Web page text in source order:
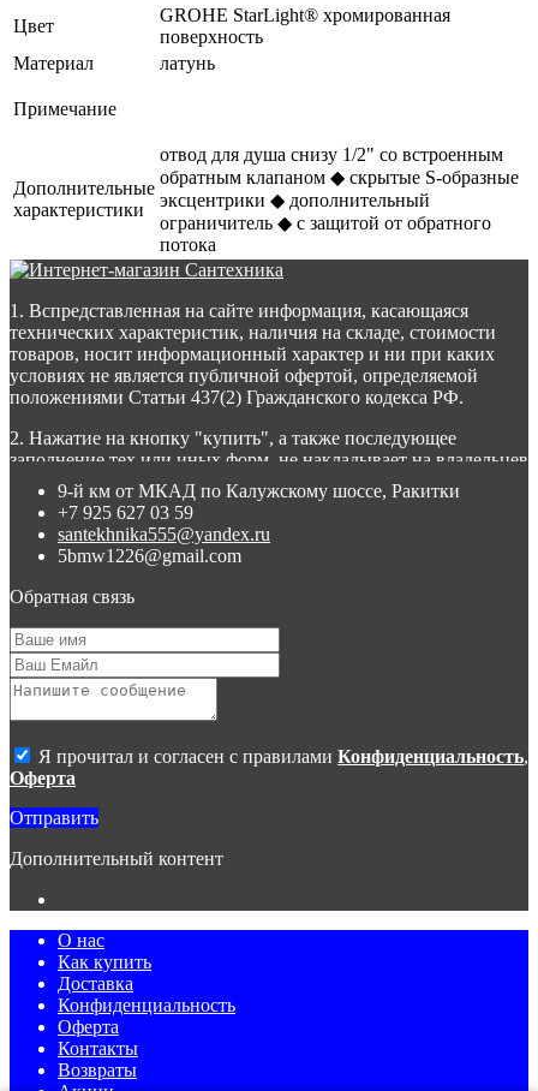
Цвет
GROHE StarLight® хромированная
поверхность
Материал
латунь
Примечание
Дополнительные
характеристики
отвод для душа снизу 1/2" со встроенным
обратным клапаном ◆ скрытые S-образные
эксцентрики ◆ дополнительный
ограничитель ◆ с защитой от обратного
потока
1. Вспредставленная на сайте информация, касающаяся
технических характеристик, наличия на складе, стоимости
товаров, носит информационный характер и ни при каких
условиях не является публичной офертой, определяемой
положениями Статьи 437(2) Гражданского кодекса РФ.
2. Нажатие на кнопку "купить", а также последующее
заполнение тех или иных форм, не накладывает на владельцев
сайта никаких обязательств.
3. Присланное по e-mail сообщение, содержащее копию
заполненной формы заявки на сайте, не является ответом на
сообщение потребителя или подтверждением заказа со
стороны владельцев сайта.
4. Все материалы, размещенные на сайте, являются
собственностью владельцев сайта, либо собственностью
организаций, с которыми у владельцев сайта есть соглашение
о размещении материалов. Копирование любой информации
может повлечь за собой уголовное преследование.
9-й км от МКАД по Калужскому шоссе, Ракитки
+7 925 627 03 59
santekhnika555@yandex.ru
5bmw1226@gmail.com
Обратная связь
Я прочитал и согласен с правилами Конфиденциальность,
Оферта
Отправить
Дополнительный контент
О нас
Как купить
Доставка
Конфиденциальность
Оферта
Контакты
Возвраты